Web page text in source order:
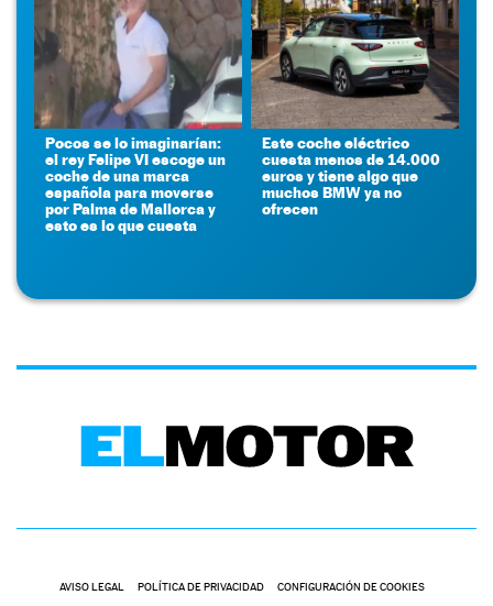
Pocos se lo imaginarían:
el rey Felipe VI escoge un
coche de una marca
española para moverse
por Palma de Mallorca y
esto es lo que cuesta
Este coche eléctrico
cuesta menos de 14.000
euros y tiene algo que
muchos BMW ya no
ofrecen
AVISO LEGAL POLÍTICA DE PRIVACIDAD CONFIGURACIÓN DE COOKIES